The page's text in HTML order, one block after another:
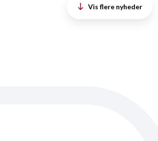
Vis flere nyheder